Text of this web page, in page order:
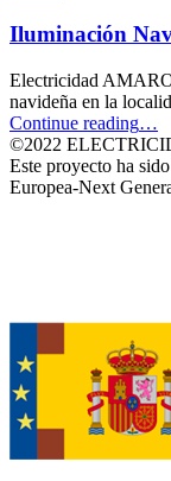
Iluminación
Electricidad
navideña en la
Continue reading
La
…
©2022
Este proyecto ha
Europea-Next